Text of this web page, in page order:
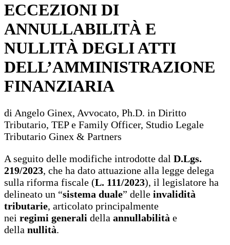
ECCEZIONI DI
ANNULLABILITÀ E
NULLITÀ DEGLI ATTI
DELL’AMMINISTRAZIONE
FINANZIARIA
di Angelo Ginex, Avvocato, Ph.D. in Diritto
Tributario, TEP e Family Officer, Studio Legale
Tributario Ginex & Partners
A seguito delle modifiche introdotte dal D.Lgs.
219/2023, che ha dato attuazione alla legge delega
sulla riforma fiscale (L. 111/2023), il legislatore ha
delineato un “sistema duale” delle invalidità
tributarie, articolato principalmente
nei regimi generali della annullabilità e
della nullità.